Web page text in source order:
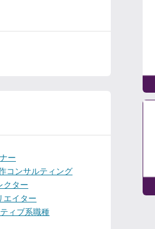
ー
コンサルティング
クター
エイター
ィブ系職種